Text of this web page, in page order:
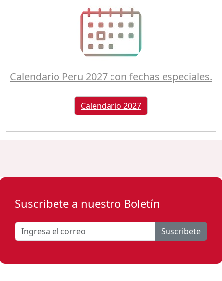
Calendario Peru 2027 con fechas especiales.
Calendario 2027
Suscribete a nuestro Boletín
Suscribete